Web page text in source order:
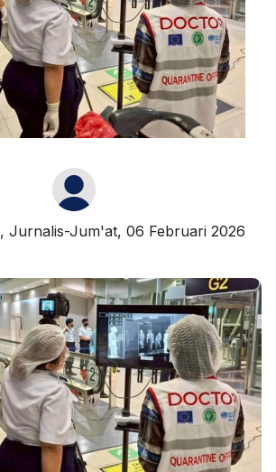
, Jurnalis-Jum'at, 06 Februari 2026